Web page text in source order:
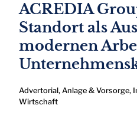
ACREDIA
Standort als
modernen
Advertorial, Anlage & Vorsorge,
Wirtschaft